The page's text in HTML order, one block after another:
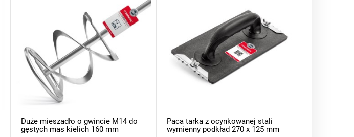
Duże mieszadło o gwincie M14 do
gęstych mas kielich 160 mm
Paca tarka z ocynkowanej stali
wymienny podkład 270 x 125 mm